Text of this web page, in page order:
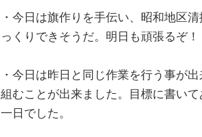
・今日は旗作りを手伝い、昭和地区
っくりできそうだ。明日も頑張るぞ！
・今日は昨日と同じ作業を行う事が
組むことが出来ました。目標に書い
一日でした。